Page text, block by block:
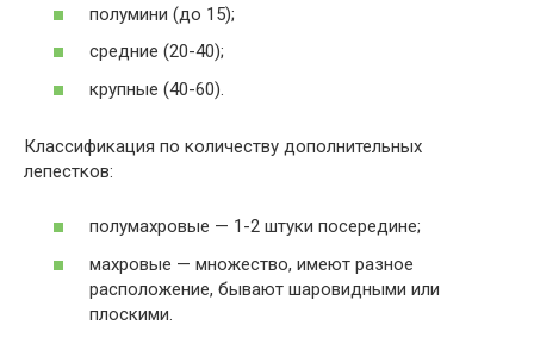
полумини (до 15);
средние (20-40);
крупные (40-60).
Классификация по количеству дополнительных
лепестков:
полумахровые — 1-2 штуки посередине;
махровые — множество, имеют разное
расположение, бывают шаровидными или
плоскими.